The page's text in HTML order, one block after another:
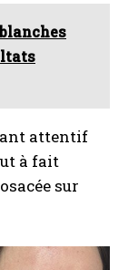
au bout
attentif
à fait
sur